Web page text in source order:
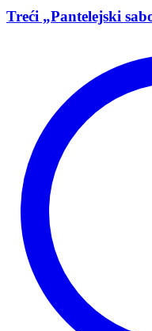
Treći „Pantelejski